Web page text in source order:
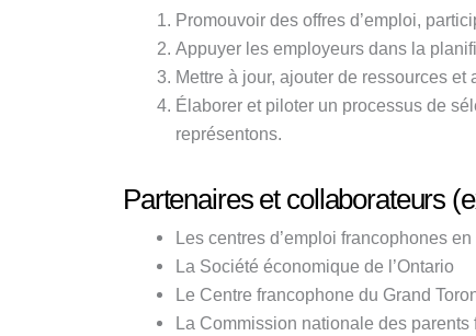
Promouvoir des offres d’emploi,
Appuyer les employeurs dans la
Mettre à jour, ajouter de ressources
Élaborer et piloter un processus de
représentons.
Partenaires et collaborateurs
Les centres d’emploi francophones
La Société économique de l’Ontario
Le Centre francophone du Grand
La Commission nationale des parents